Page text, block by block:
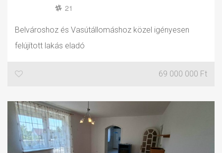
21
Belvároshoz és Vasútállomáshoz közel igényesen
felújított lakás eladó
69 000 000 Ft